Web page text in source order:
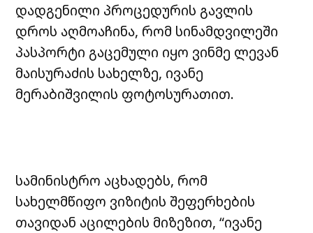
დადგენილი პროცედურის გავლის
დროს აღმოაჩინა, რომ სინამდვილეში
პასპორტი გაცემული იყო ვინმე ლევან
მაისურაძის სახელზე, ივანე
მერაბიშვილის ფოტოსურათით.
სამინისტრო აცხადებს, რომ
სახელმწიფო ვიზიტის შეფერხების
თავიდან აცილების მიზეზით, “ივანე